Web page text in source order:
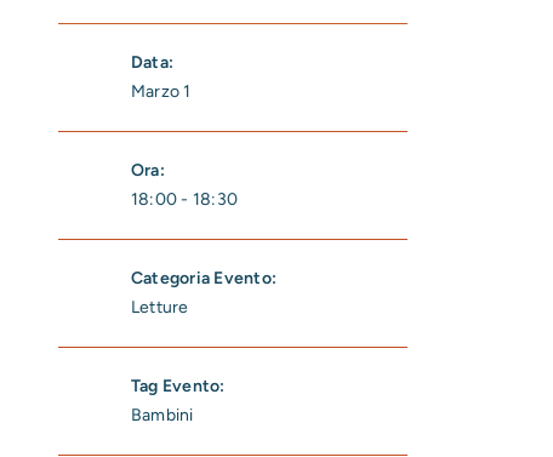
Data:
Marzo 1
Ora:
18:00 - 18:30
Categoria Evento:
Letture
Tag Evento:
Bambini